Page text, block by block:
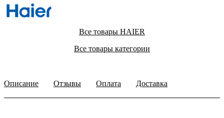
Все товары HAIER
Все товары категории
Описание Отзывы Оплата Доставка